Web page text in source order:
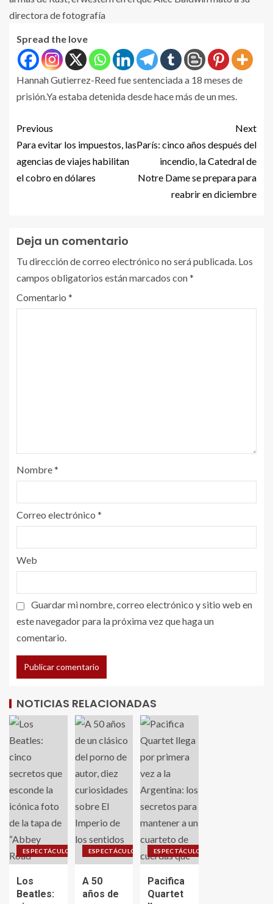
Spread the love
Hannah Gutierrez-Reed fue sentenciada a 18 meses de
prisión.Ya estaba detenida desde hace más de un mes.
Previous
Para evitar los impuestos, las
agencias de viajes habilitan
el cobro en dólares
Next
París: cinco años después del
incendio, la Catedral de
Notre Dame se prepara para
reabrir en diciembre
Deja un comentario
Tu dirección de correo electrónico no será publicada. Los
campos obligatorios están marcados con*
Comentario *
Nombre*
Correo electrónico *
Web
Guardar mi nombre, correo electrónico y sitio web en
este navegador para la próxima vez que haga un
comentario.
NOTICIAS RELACIONADAS
ESPECTÁCULO
Los
Beatles:
ESPECTÁCULO
A 50
años de
ESPECTÁCULO
Pacifica
Quartet